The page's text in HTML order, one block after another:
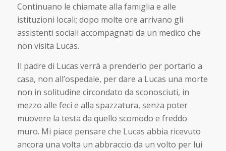
Continuano le chiamate alla famiglia e alle
istituzioni locali; dopo molte ore arrivano gli
assistenti sociali accompagnati da un medico che
non visita Lucas.
Il padre di Lucas verrà a prenderlo per portarlo a
casa, non all’ospedale, per dare a Lucas una morte
non in solitudine circondato da sconosciuti, in
mezzo alle feci e alla spazzatura, senza poter
muovere la testa da quello scomodo e freddo
muro. Mi piace pensare che Lucas abbia ricevuto
ancora una volta un abbraccio da un volto per lui